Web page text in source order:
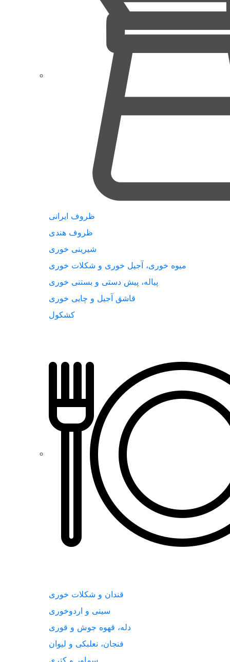
ظروف ایرانی
ظروف هندی
شیرینی خوری
میوه خوری، آجیل خوری و شکلات خوری
پیاله، پیش دستی و بستنی خوری
قاشق آجیل و چایی خوری
کشکول
قندان و شکلات خوری
سینی و اردوخوری
دله، قهوه جوش و قوری
فنجان، نعلبکی و لیوان
سماور و کتری